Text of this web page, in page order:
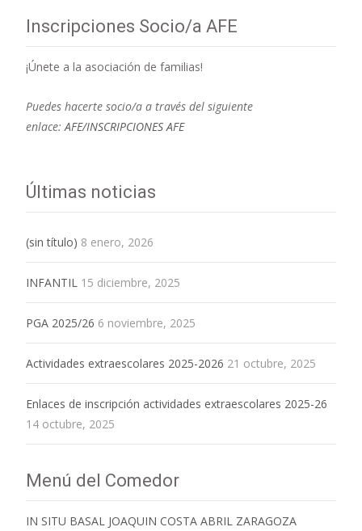
Inscripciones Socio/a AFE
¡Únete a la asociación de familias!
Puedes hacerte socio/a a través del siguiente
enlace:AFE/INSCRIPCIONES AFE
Últimas noticias
(sin título) 8 enero, 2026
INFANTIL 15 diciembre, 2025
PGA 2025/26 6 noviembre, 2025
Actividades extraescolares 2025-2026 21 octubre, 2025
Enlaces de inscripción actividades extraescolares 2025-26
14 octubre, 2025
Menú del Comedor
IN SITU BASAL JOAQUIN COSTA ABRIL ZARAGOZA